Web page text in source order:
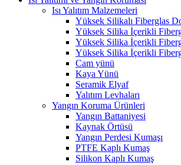
Isı Yalıtım Malzemeleri
Yüksek Silikalı Fiberglas
Yüksek Silika İçerikli
Yüksek Silika İçerikli
Yüksek Silika İçerikli
Cam yünü
Kaya Yünü
Seramik Elyaf
Yalıtım Levhaları
Yangın Koruma Ürünleri
Yangın Battaniyesi
Kaynak Örtüsü
Yangın Perdesi Kumaşı
PTFE Kaplı Kumaş
Silikon Kaplı Kumaş